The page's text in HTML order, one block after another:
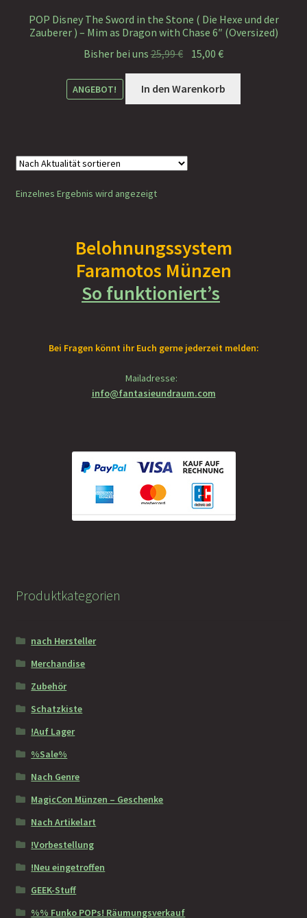
Faramotos Sammelmünzen – Das Belohnungssystem für
wahre Passagiere
POP Disney The Sword in the Stone ( Die Hexe und der
Zauberer ) – Mim as Dragon with Chase 6″ (Oversized)
Bisher bei uns25,99€ Ursprünglicher
Preis
war:
25,99 €
15,00€Aktueller
Preis
ist:
15,00 €.
ANGEBOT! In den Warenkorb
Einzelnes Ergebnis wird angezeigt
Belohnungssystem
Faramotos Münzen
So funktioniert’s
Bei Fragen könnt ihr Euch gerne jederzeit melden:
Mailadresse:
info@fantasieundraum.com
Produktkategorien
nach Hersteller
Merchandise
Zubehör
Schatzkiste
!Auf Lager
%Sale%
Nach Genre
MagicCon Münzen – Geschenke
Nach Artikelart
!Vorbestellung
!Neu eingetroffen
GEEK-Stuff
%% Funko POPs! Räumungsverkauf